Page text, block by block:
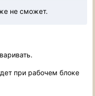
не сможет.
при рабочем блоке